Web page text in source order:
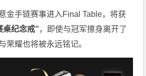
金手链赛事进入Final Table，将获
桌纪念戒”，即使与冠军擦身离开了
荣耀也将被永远铭记。